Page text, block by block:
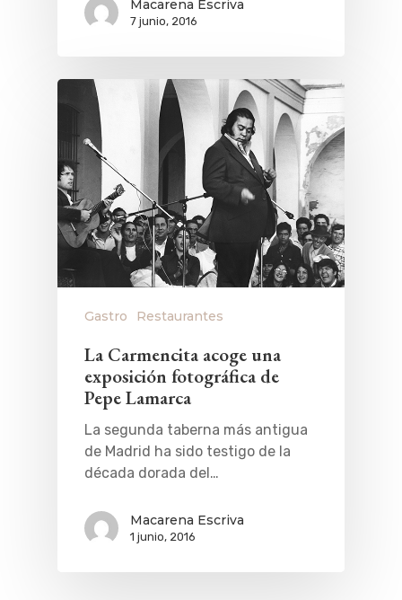
Macarena Escriva
7 junio, 2016
Gastro Restaurantes
La Carmencita acoge una
exposición fotográfica de
Pepe Lamarca
La segunda taberna más antigua
de Madrid ha sido testigo de la
década dorada del…
Macarena Escriva
1 junio, 2016